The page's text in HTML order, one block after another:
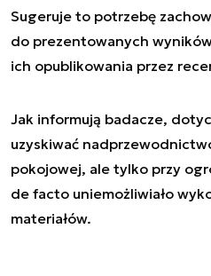
Sugeruje to potrzebę
do prezentowanych
ich opublikowania przez
Jak informują badacze,
uzyskiwać
pokojowej, ale tylko przy
de facto uniemożliwiało
materiałów.